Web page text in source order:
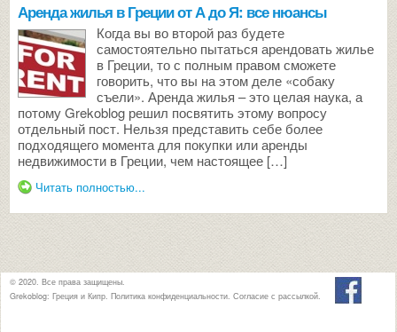
Аренда жилья в Греции от А до Я: все нюансы
Когда вы во второй раз будете
самостоятельно пытаться арендовать жилье
в Греции, то с полным правом сможете
говорить, что вы на этом деле «собаку
съели». Аренда жилья – это целая наука, а
потому Grekoblog решил посвятить этому вопросу
отдельный пост. Нельзя представить себе более
подходящего момента для покупки или аренды
недвижимости в Греции, чем настоящее […]
Читать полностью...
© 2020. Все права защищены.
Grekoblog: Греция и Кипр. Политика конфиденциальности. Согласие с рассылкой.